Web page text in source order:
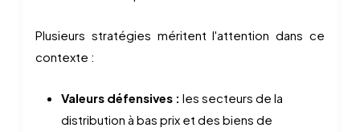
Plusieurs stratégies méritent l'attention dans ce
contexte :
Valeurs défensives : les secteurs de la
distribution à bas prix et des biens de